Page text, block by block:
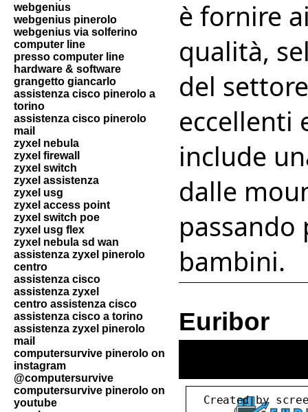
webgenius
webgenius pinerolo
webgenius via solferino
computer line
presso computer line
hardware & software
grangetto giancarlo
assistenza cisco pinerolo a
torino
assistenza cisco pinerolo
mail
zyxel nebula
zyxel firewall
zyxel switch
zyxel assistenza
zyxel usg
zyxel access point
zyxel switch poe
zyxel usg flex
zyxel nebula sd wan
assistenza zyxel pinerolo
centro
assistenza cisco
assistenza zyxel
centro assistenza cisco
assistenza cisco a torino
assistenza zyxel pinerolo
mail
computersurvive pinerolo on
instagram
@computersurvive
computersurvive pinerolo on
youtube
è fornire
qualità,
del
eccellenti
include
dalle
passando
bambini.
Euribor